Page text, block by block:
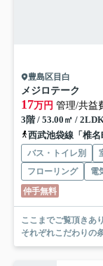
豊島区目白
メジロテーク
17万円 管理/共益
3階 / 53.00㎡ /
西武池袋線「椎
バス・トイレ別
フローリング
電
仲手無料
ここまでご覧頂きありがとうござい
それぞれこだわりの